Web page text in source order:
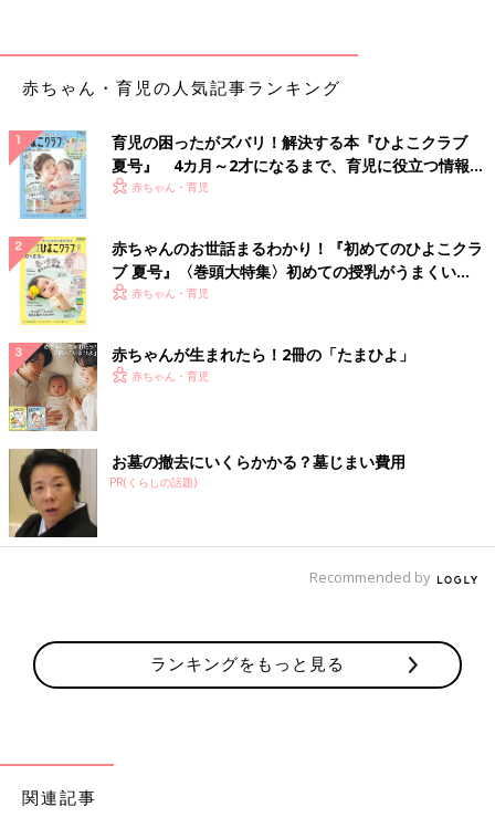
赤ちゃん・育児の人気記事ランキング
育児の困ったがズバリ！解決する本『ひよこクラブ
夏号』 4カ月～2才になるまで、育児に役立つ情報が
いっぱい！
赤ちゃん・育児
赤ちゃんのお世話まるわかり！『初めてのひよこクラ
ブ 夏号』〈巻頭大特集〉初めての授乳がうまくい
く！ おっぱい・ミルクの基本と夏のトラブル 解決テ
赤ちゃん・育児
赤ちゃんが生まれたら！2冊の「たまひよ」
赤ちゃん・育児
お墓の撤去にいくらかかる？墓じまい費用
PR(くらしの話題)
Recommended by
ランキングをもっと見る
関連記事